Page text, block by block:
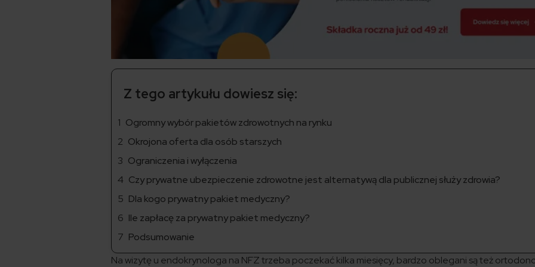
Z tego artykułu dowiesz się:
Ogromny wybór pakietów zdrowotnych na rynku
Okrojona oferta dla osób starszych
Ograniczenia i wyłączenia
Czy prywatne ubezpieczenie zdrowotne jest alternatywą dla publicznej służy zdrowia?
Dla kogo prywatny pakiet medyczny?
Ile zapłacę za prywatny pakiet medyczny?
Podsumowanie
Na wizytę u endokrynologa na NFZ trzeba poczekać kilka miesięcy, bardzo oblegani są też